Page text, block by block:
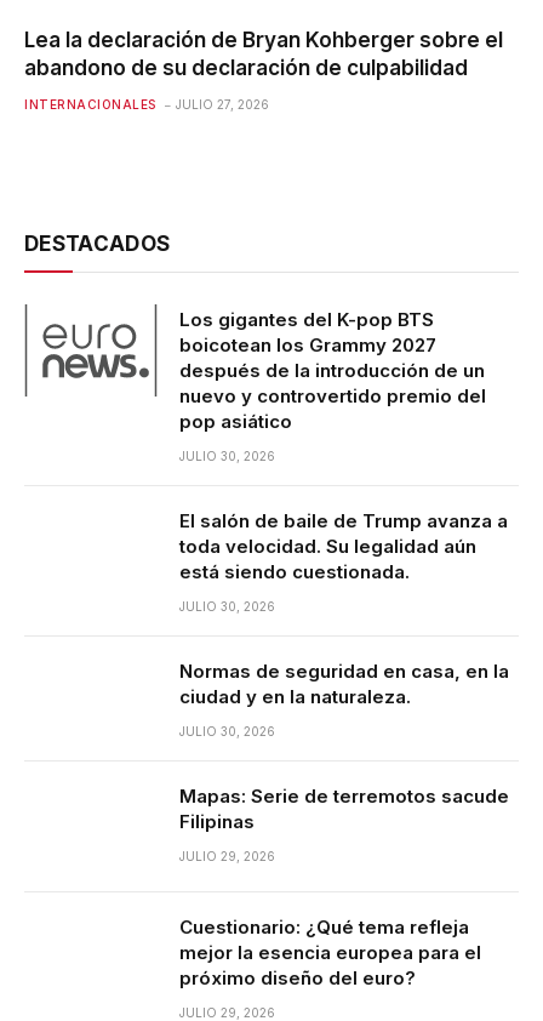
Lea la declaración de Bryan Kohberger sobre el
abandono de su declaración de culpabilidad
INTERNACIONALES JULIO 27, 2026
DESTACADOS
Los gigantes del K-pop BTS
boicotean los Grammy 2027
después de la introducción de un
nuevo y controvertido premio del
pop asiático
JULIO 30, 2026
El salón de baile de Trump avanza a
toda velocidad. Su legalidad aún
está siendo cuestionada.
JULIO 30, 2026
Normas de seguridad en casa, en la
ciudad y en la naturaleza.
JULIO 30, 2026
Mapas: Serie de terremotos sacude
Filipinas
JULIO 29, 2026
Cuestionario: ¿Qué tema refleja
mejor la esencia europea para el
próximo diseño del euro?
JULIO 29, 2026